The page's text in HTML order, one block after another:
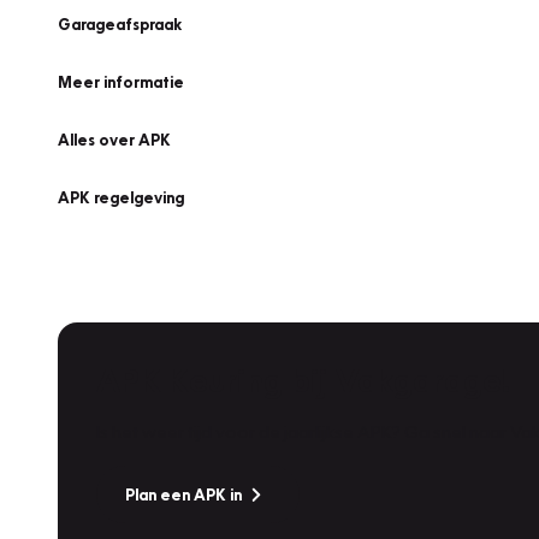
Garageafspraak
Meer informatie
Alles over APK
APK regelgeving
Plan een APK in